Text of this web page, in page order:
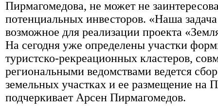
Пирмагомедова, не может не
потенциальных инвесторов. «Наша
возможное для реализации проекта
На сегодня уже определены участки
туристско-рекреационных кластеров,
региональными ведомствами ведется
земельных участках и ее размещение
подчеркивает Арсен Пирмагомедов.